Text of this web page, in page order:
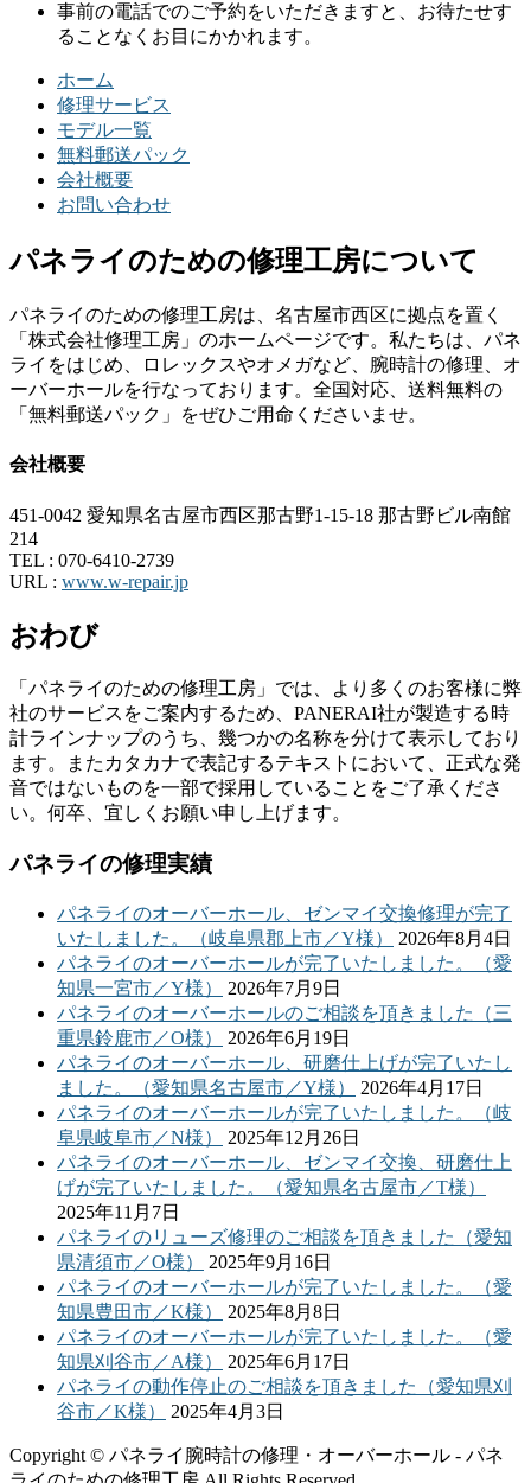
事前の電話でのご予約をいただきますと、お待たせす
ることなくお目にかかれます。
ホーム
修理サービス
モデル一覧
無料郵送パック
会社概要
お問い合わせ
パネライのための修理工房について
パネライのための修理工房は、名古屋市西区に拠点を置く
「株式会社修理工房」のホームページです。私たちは、パネ
ライをはじめ、ロレックスやオメガなど、腕時計の修理、オ
ーバーホールを行なっております。全国対応、送料無料の
「無料郵送パック」をぜひご用命くださいませ。
会社概要
451-0042 愛知県名古屋市西区那古野1-15-18 那古野ビル南館
214
TEL : 070-6410-2739
URL : www.w-repair.jp
おわび
「パネライのための修理工房」では、より多くのお客様に弊
社のサービスをご案内するため、PANERAI社が製造する時
計ラインナップのうち、幾つかの名称を分けて表示しており
ます。またカタカナで表記するテキストにおいて、正式な発
音ではないものを一部で採用していることをご了承くださ
い。何卒、宜しくお願い申し上げます。
パネライの修理実績
パネライのオーバーホール、ゼンマイ交換修理が完了
いたしました。（岐阜県郡上市／Y様）
2026年8月4日
パネライのオーバーホールが完了いたしました。（愛
知県一宮市／Y様）
2026年7月9日
パネライのオーバーホールのご相談を頂きました（三
重県鈴鹿市／O様）
2026年6月19日
パネライのオーバーホール、研磨仕上げが完了いたし
ました。（愛知県名古屋市／Y様）
2026年4月17日
パネライのオーバーホールが完了いたしました。（岐
阜県岐阜市／N様）
2025年12月26日
パネライのオーバーホール、ゼンマイ交換、研磨仕上
げが完了いたしました。（愛知県名古屋市／T様）
2025年11月7日
パネライのリューズ修理のご相談を頂きました（愛知
県清須市／O様）
2025年9月16日
パネライのオーバーホールが完了いたしました。（愛
知県豊田市／K様）
2025年8月8日
パネライのオーバーホールが完了いたしました。（愛
知県刈谷市／A様）
2025年6月17日
パネライの動作停止のご相談を頂きました（愛知県刈
谷市／K様）
2025年4月3日
Copyright © パネライ腕時計の修理・オーバーホール - パネ